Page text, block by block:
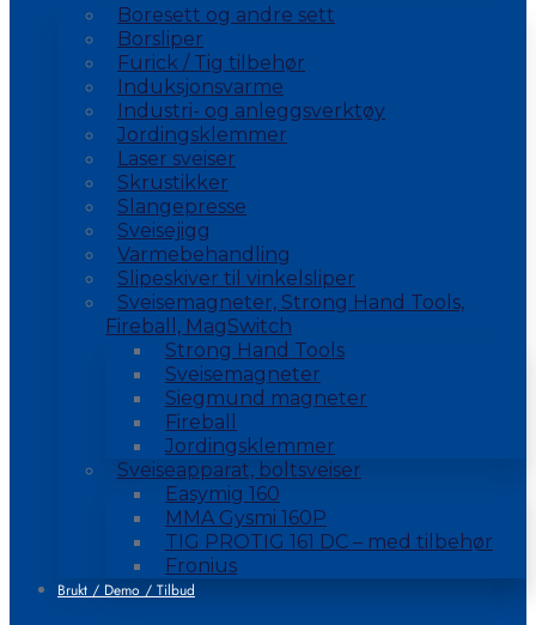
Boresett og andre sett
Borsliper
Furick / Tig tilbehør
Induksjonsvarme
Industri- og anleggsverktøy
Jordingsklemmer
Laser sveiser
Skrustikker
Slangepresse
Sveisejigg
Varmebehandling
Slipeskiver til vinkelsliper
Sveisemagneter, Strong Hand Tools,
Fireball, MagSwitch
Strong Hand Tools
Sveisemagneter
Siegmund magneter
Fireball
Jordingsklemmer
Sveiseapparat, boltsveiser
Easymig 160
MMA Gysmi 160P
TIG PROTIG 161 DC – med tilbehør
Fronius
Brukt / Demo / Tilbud